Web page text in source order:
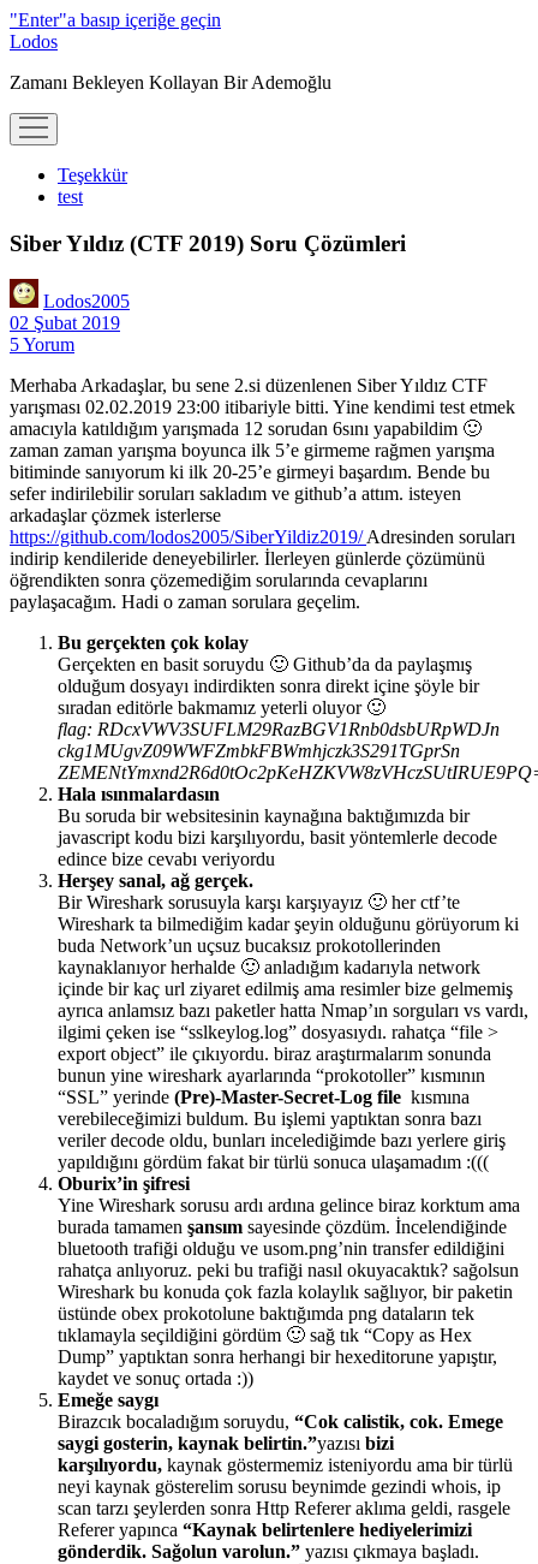
"Enter"a basıp içeriğe geçin
Lodos
Zamanı Bekleyen Kollayan Bir Ademoğlu
menüyü
aç
Teşekkür
test
Siber Yıldız (CTF 2019) Soru Çözümleri
Lodos2005
02 Şubat 2019
5 Yorum
Merhaba Arkadaşlar, bu sene 2.si düzenlenen Siber Yıldız CTF
yarışması 02.02.2019 23:00 itibariyle bitti. Yine kendimi test etmek
amacıyla katıldığım yarışmada 12 sorudan 6sını yapabildim 🙂
zaman zaman yarışma boyunca ilk 5’e girmeme rağmen yarışma
bitiminde sanıyorum ki ilk 20-25’e girmeyi başardım. Bende bu
sefer indirilebilir soruları sakladım ve github’a attım. isteyen
arkadaşlar çözmek isterlerse
https://github.com/lodos2005/SiberYildiz2019/Adresinden soruları
indirip kendileride deneyebilirler. İlerleyen günlerde çözümünü
öğrendikten sonra çözemediğim sorularında cevaplarını
paylaşacağım. Hadi o zaman sorulara geçelim.
Bu gerçekten çok kolay
Gerçekten en basit soruydu 🙂 Github’da da paylaşmış
olduğum dosyayı indirdikten sonra direkt içine şöyle bir
sıradan editörle bakmamız yeterli oluyor 🙂
flag: RDcxVWV3SUFLM29RazBGV1Rnb0dsbURpWDJn
ckg1MUgvZ09WWFZmbkFBWmhjczk3S291TGprSn
Hala ısınmalardasın
Bu soruda bir websitesinin kaynağına baktığımızda bir
javascript kodu bizi karşılıyordu, basit yöntemlerle decode
edince bize cevabı veriyordu
Herşey sanal, ağ gerçek.
Bir Wireshark sorusuyla karşı karşıyayız 🙂 her ctf’te
Wireshark ta bilmediğim kadar şeyin olduğunu görüyorum ki
buda Network’un uçsuz bucaksız prokotollerinden
kaynaklanıyor herhalde 🙂 anladığım kadarıyla network
içinde bir kaç url ziyaret edilmiş ama resimler bize gelmemiş
ayrıca anlamsız bazı paketler hatta Nmap’ın sorguları vs vardı,
ilgimi çeken ise “sslkeylog.log” dosyasıydı. rahatça “file >
export object” ile çıkıyordu. biraz araştırmalarım sonunda
bunun yine wireshark ayarlarında “prokotoller” kısmının
“SSL” yerinde (Pre)-Master-Secret-Log file kısmına
verebileceğimizi buldum. Bu işlemi yaptıktan sonra bazı
veriler decode oldu, bunları incelediğimde bazı yerlere giriş
yapıldığını gördüm fakat bir türlü sonuca ulaşamadım :(((
Oburix’in şifresi
Yine Wireshark sorusu ardı ardına gelince biraz korktum ama
burada tamamen şansım sayesinde çözdüm. İncelendiğinde
bluetooth trafiği olduğu ve usom.png’nin transfer edildiğini
rahatça anlıyoruz. peki bu trafiği nasıl okuyacaktık? sağolsun
Wireshark bu konuda çok fazla kolaylık sağlıyor, bir paketin
üstünde obex prokotolune baktığımda png dataların tek
tıklamayla seçildiğini gördüm 🙂 sağ tık “Copy as Hex
Dump” yaptıktan sonra herhangi bir hexeditorune yapıştır,
kaydet ve sonuç ortada :))
Emeğe saygı
Birazcık bocaladığım soruydu, “Cok calistik, cok. Emege
saygi gosterin, kaynak belirtin.”yazısı bizi
karşılıyordu, kaynak göstermemiz isteniyordu ama bir türlü
neyi kaynak gösterelim sorusu beynimde gezindi whois, ip
scan tarzı şeylerden sonra Http Referer aklıma geldi, rasgele
Referer yapınca “Kaynak belirtenlere hediyelerimizi
gönderdik. Sağolun varolun.” yazısı çıkmaya başladı.